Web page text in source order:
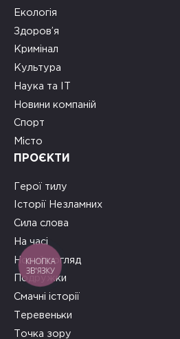
Екологія
Здоров’я
Кримінал
Культура
Наука та ІТ
Новини компаній
Спорт
Місто
ПРОЄКТИ
Герої тилу
Історії Незламних
Сила слова
На часі
Новий погляд
Подружки
Смачні історії
Теревеньки
Точка зору
КНОПКА
ЗВ'ЯЗКУ